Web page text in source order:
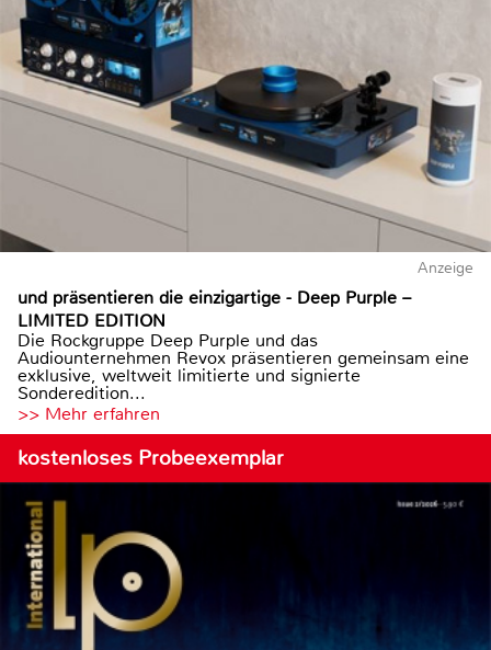
Anzeige
und präsentieren die einzigartige - Deep Purple –
LIMITED EDITION
Die Rockgruppe Deep Purple und das
Audiounternehmen Revox präsentieren gemeinsam eine
exklusive, weltweit limitierte und signierte
Sonderedition...
>> Mehr erfahren
kostenloses Probeexemplar